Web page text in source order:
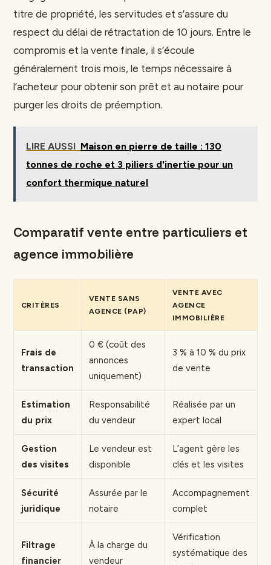
titre de propriété, les servitudes et s’assure du
respect du délai de rétractation de 10 jours. Entre le
compromis et la vente finale, il s’écoule
généralement trois mois, le temps nécessaire à
l’acheteur pour obtenir son prêt et au notaire pour
purger les droits de préemption.
LIRE AUSSI Maison en pierre de taille : 130
tonnes de roche et 3 piliers d'inertie pour un
confort thermique naturel
Comparatif vente entre particuliers et
agence immobilière
CRITÈRES
VENTE SANS
AGENCE (PAP)
VENTE AVEC
AGENCE
IMMOBILIÈRE
Frais de
transaction
0 € (coût des
annonces
uniquement)
3 % à 10 % du prix
de vente
Estimation
du prix
Responsabilité
du vendeur
Réalisée par un
expert local
Gestion
des visites
Le vendeur est
disponible
L’agent gère les
clés et les visites
Sécurité
juridique
Assurée par le
notaire
Accompagnement
complet
Filtrage
financier
À la charge du
vendeur
Vérification
systématique des